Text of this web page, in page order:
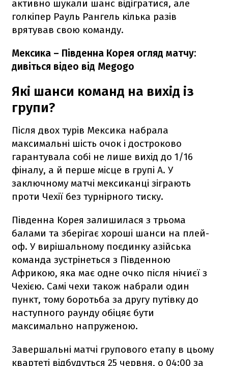
активно шукали шанс відігратися, але
голкіпер Рауль Рангель кілька разів
врятував свою команду.
Мексика – Південна Корея огляд матчу:
дивіться відео від Megogo
Які шанси команд на вихід із
групи?
Після двох турів Мексика набрала
максимальні шість очок і достроково
гарантувала собі не лише вихід до 1/16
фіналу, а й перше місце в групі А. У
заключному матчі мексиканці зіграють
проти Чехії без турнірного тиску.
Південна Корея залишилася з трьома
балами та зберігає хороші шанси на плей-
оф. У вирішальному поєдинку азійська
команда зустрінеться з Південною
Африкою, яка має одне очко після нічиєї з
Чехією. Самі чехи також набрали один
пункт, тому боротьба за другу путівку до
наступного раунду обіцяє бути
максимально напруженою.
Завершальні матчі групового етапу в цьому
квартеті відбудуться 25 червня, о 04:00 за